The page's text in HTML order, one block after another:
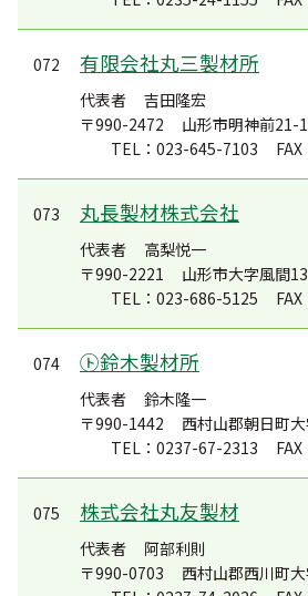
072 有限会社丸三製材所
代表者
吉田隆宏
〒990-2472
山形市明神前21-1
TEL：023-645-7103
073 丸長製材株式会社
代表者
高梨悦一
〒990-2221
山形市大字風間
TEL：023-686-5125
074 ㋣鈴木製材所
代表者
鈴木隆一
〒990-1442
西村山郡朝日町
TEL：0237-67-2313
075 株式会社丸友製材
代表者
阿部利則
〒990-0703
西村山郡西川町